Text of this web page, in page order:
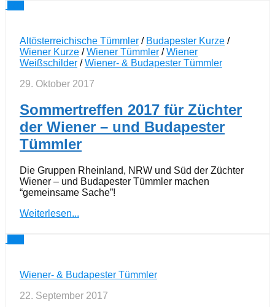
Altösterreichische Tümmler / Budapester Kurze /
Wiener Kurze /Wiener Tümmler /Wiener
Weißschilder /Wiener- & Budapester Tümmler
29. Oktober 2017
Sommertreffen 2017 für Züchter
der Wiener – und Budapester
Tümmler
Die Gruppen Rheinland, NRW und Süd der Züchter
Wiener – und Budapester Tümmler machen
“gemeinsame Sache”!
Weiterlesen...
Wiener- & Budapester Tümmler
22. September 2017